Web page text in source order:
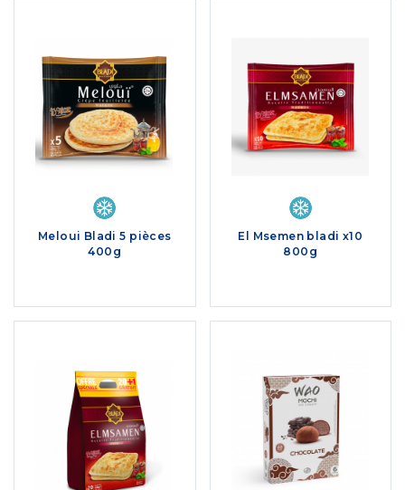
Meloui Bladi 5 pièces
400g
El Msemen bladi x10
800g